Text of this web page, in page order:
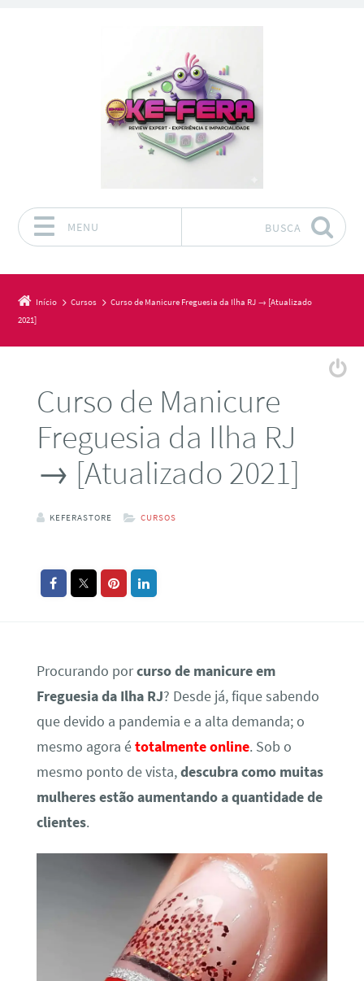
MENU BUSCA
Início Cursos
Curso de Manicure Freguesia da Ilha RJ → [Atualizado
2021]
Curso de Manicure
Freguesia da Ilha RJ
→ [Atualizado 2021]
KEFERASTORE CURSOS
Procurando porcurso de manicure em
Freguesia da Ilha RJ? Desde já, fique sabendo
que devido a pandemia e a alta demanda; o
mesmo agora étotalmente online. Sob o
mesmo ponto de vista,descubra como muitas
mulheres estão aumentando a quantidade de
clientes.